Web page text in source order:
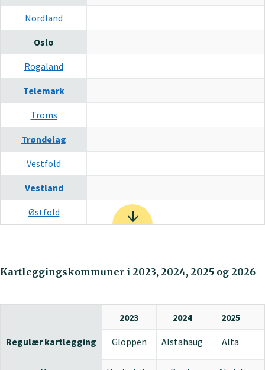
Nordland
Oslo
Rogaland
Telemark
Troms
Trøndelag
Vestfold
Vestland
Østfold
Kartleggingskommuner i 2023, 2024, 2025 og 2026
2023 2024 2025
Regulær kartlegging Gloppen Alstahaug Alta